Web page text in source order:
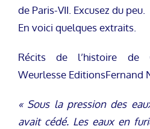
de Paris-VII. Excusez du peu.
En voici quelques extraits.
Récits de l’histoire de
Weurlesse EditionsFernand
« Sous la pression des
avait cédé. Les eaux en